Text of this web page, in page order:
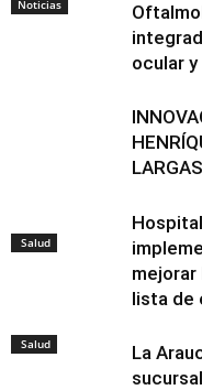
Noticias
Salud
ocular
Salud
mejorar
lista de
La